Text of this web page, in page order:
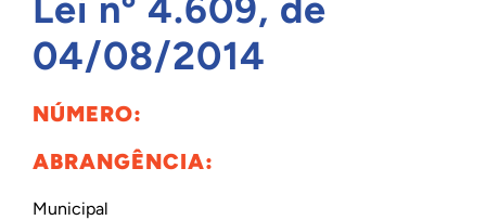
INTERNACIONAL
BIBLIOTECA
04/08/2014
NÚMERO:
ABRANGÊNCIA:
Municipal